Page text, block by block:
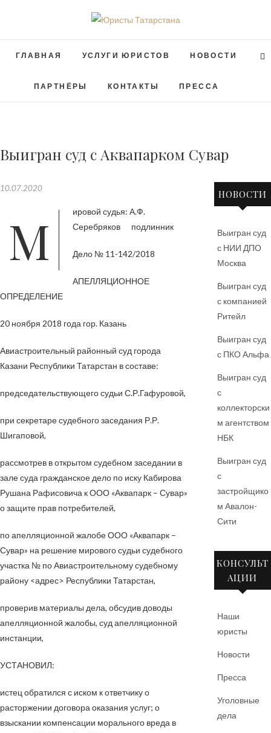
ГЛАВНАЯ УСЛУГИ ЮРИСТОВ НОВОСТИ
ПАРТНЁРЫ КОНТАКТЫ ПРЕССА
Выигран суд с Аквапарком Сувар
10.07.2020
Мировой судья: А.Ф. Серебряков подлинник
Дело № 11-142/2018
АПЕЛЛЯЦИОННОЕ
ОПРЕДЕЛЕНИЕ
20 ноября 2018 года гор. Казань
Авиастроительный районный суд города
Казани Республики Татарстан в составе:
председательствующего судьи С.Р.Гафуровой,
при секретаре судебного заседания Р.Р.
Шигаповой,
рассмотрев в открытом судебном заседании в
зале суда гражданское дело по иску Кабирова
Рушана Рафисовича к ООО «Аквапарк – Сувар»
о защите прав потребителей,
по апелляционной жалобе ООО «Аквапарк –
Сувар» на решение мирового судьи судебного
участка № по Авиастроительному судебному
району <адрес> Республики Татарстан,
проверив материалы дела, обсудив доводы
апелляционной жалобы, суд апелляционной
инстанции,
УСТАНОВИЛ:
истец обратился с иском к ответчику о
расторжении договора оказания услуг; о
взыскании компенсации морального вреда в
НОВОСТИ
Выигран суд
с НИИ ДПО
Москва
Выигран суд
с компанией
Ритейл
Выигран суд
с ПКО Альфа
Выигран суд
с
коллекторски
м агентством
НБК
Выигран суд
с
застройщико
м Авалон-
Сити
КОНСУЛЬТ
АЦИИ
Наши
юристы
Новости
Пресса
Уголовные
дела